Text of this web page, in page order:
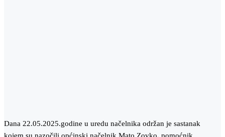
Dana 22.05.2025.godine u uredu načelnika održan je sastanak